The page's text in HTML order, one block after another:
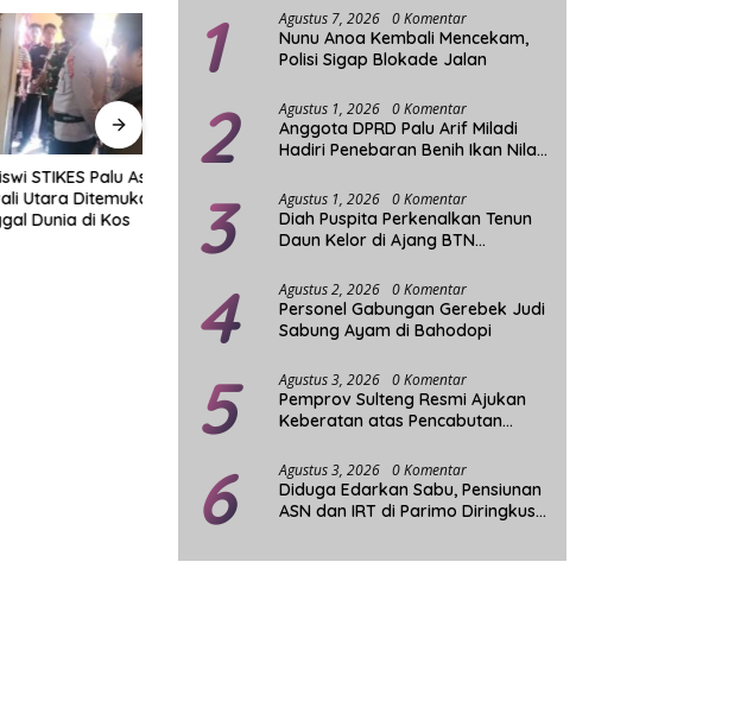
Palu Asal
Ditemukan
di Kos
Bapperida Sigi Memanas, Agus:
Murni Karena Keluarga
Dicecar 40 Pertanyaan di Polda
Sulteng
1 Agustus 7, 2026 0 Komentar
Nunu Anoa Kembali Mencekam,
Polisi Sigap Blokade Jalan
2 Agustus 1, 2026 0 Komentar
Anggota DPRD Palu Arif Miladi
Hadiri Penebaran Benih Ikan Nila
3 Agustus 1, 2026 0 Komentar
Diah Puspita Perkenalkan Tenun
Daun Kelor di Ajang BTN
4 Agustus 2, 2026 0 Komentar
Personel Gabungan Gerebek Judi
Sabung Ayam di Bahodopi
5 Agustus 3, 2026 0 Komentar
Pemprov Sulteng Resmi Ajukan
Keberatan atas Pencabutan
6 Agustus 3, 2026 0 Komentar
Diduga Edarkan Sabu, Pensiunan
ASN dan IRT di Parimo Diringkus